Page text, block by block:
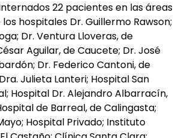
22 pacientes en las áreas
los hospitales Dr. Guillermo Rawson;
Dr. Ventura Lloveras, de
Aguilar, de Caucete; Dr. José
Dr. Federico Cantoni, de
Julieta Lanteri; Hospital San
Hospital Dr. Alejandro Albarracín,
de Barreal, de Calingasta;
Hospital Privado; Instituto